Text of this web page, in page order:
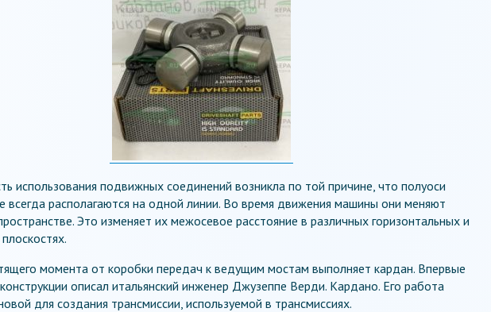
использования подвижных соединений возникла по той причине, что полуоси
всегда располагаются на одной линии. Во время движения машины они меняют
Это изменяет их межосевое расстояние в различных горизонтальных и
момента от коробки передач к ведущим мостам выполняет кардан. Впервые
описал итальянский инженер Джузеппе Верди. Кардано. Его работа
для создания трансмиссии, используемой в трансмиссиях.